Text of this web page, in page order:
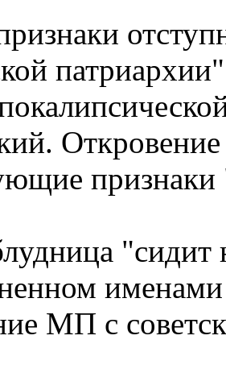
патриархии"
Откровение
"сидит
МП с